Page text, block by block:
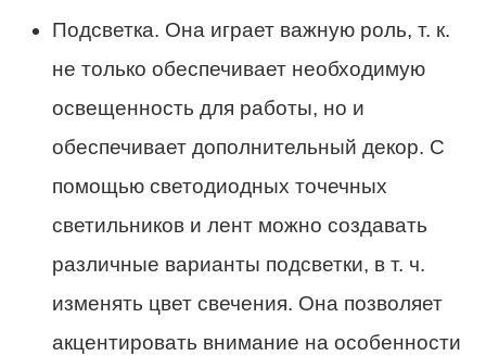
Подсветка. Она играет важную роль, т. к.
не только обеспечивает необходимую
освещенность для работы, но и
обеспечивает дополнительный декор. С
помощью светодиодных точечных
светильников и лент можно создавать
различные варианты подсветки, в т. ч.
изменять цвет свечения. Она позволяет
акцентировать внимание на особенности